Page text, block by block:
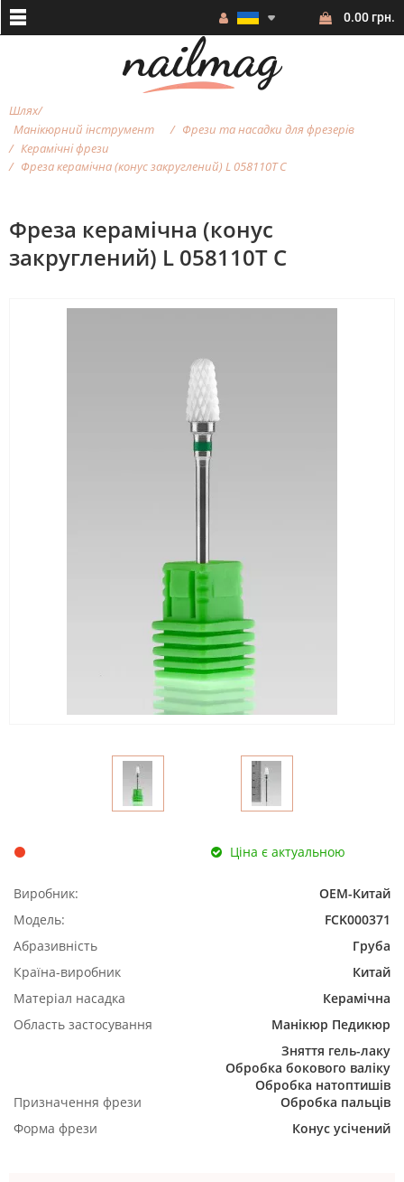
0.00 грн.
Шлях
Манікюрний інструмент
Фрези та насадки для фрезерiв
Керамічні фрези
Фреза керамічна (конус закруглений) L 058110T С
Фреза керамічна (конус
закруглений) L 058110T С
Ціна є актуальною
Виробник:
ОЕМ-Китай
Модель:
FCK000371
Абразивність
Груба
Країна-виробник
Китай
Матеріал насадка
Керамічна
Область застосування
Манікюр Педикюр
Призначення фрези
Зняття гель-лаку
Обробка бокового валіку
Обробка натоптишів
Обробка пальців
Форма фрези
Конус усічений